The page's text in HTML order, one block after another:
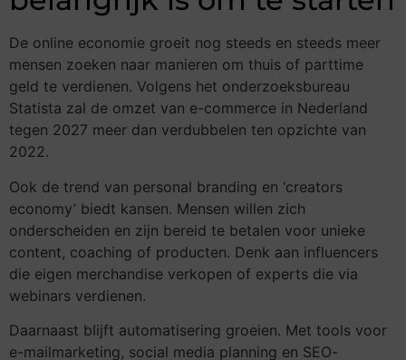
De online economie groeit nog steeds en steeds meer
mensen zoeken naar manieren om thuis of parttime
geld te verdienen. Volgens het onderzoeksbureau
Statista zal de omzet van e-commerce in Nederland
tegen 2027 meer dan verdubbelen ten opzichte van
2022.
Ook de trend van personal branding en ‘creators
economy’ biedt kansen. Mensen willen zich
onderscheiden en zijn bereid te betalen voor unieke
content, coaching of producten. Denk aan influencers
die eigen merchandise verkopen of experts die via
webinars verdienen.
Daarnaast blijft automatisering groeien. Met tools voor
e-mailmarketing, social media planning en SEO-